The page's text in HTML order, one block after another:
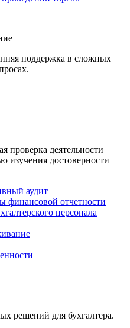
поддержка в сложных
проверка деятельности
изучения достоверности
аудит
финансовой отчетности
персонала
решений для бухгалтера.